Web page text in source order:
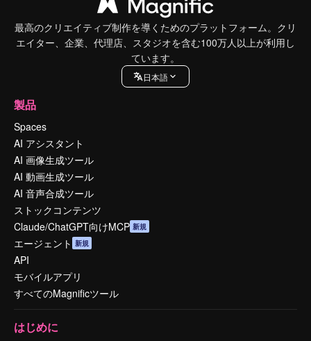
最高のクリエイティブ制作を導くためのプラットフォーム。クリ
エイター、企業、代理店、スタジオを含む100万人以上が利用し
ています。
日本語
製品
Spaces
AI アシスタント
AI 画像生成ツール
AI 動画生成ツール
AI 音声合成ツール
ストックコンテンツ
Claude/ChatGPT向けMCP 新規
エージェント 新規
API
モバイルアプリ
すべてのMagnificツール
はじめに